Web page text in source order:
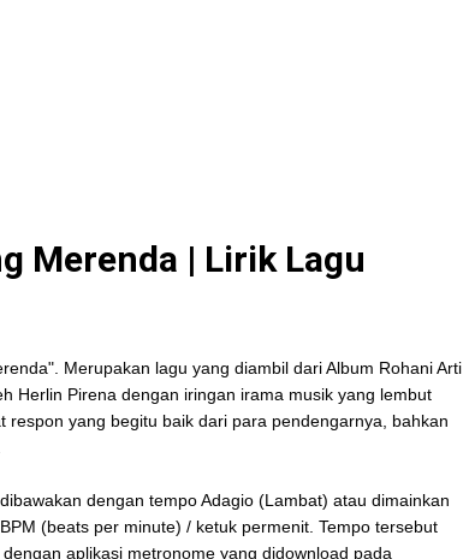
Merenda | Lirik Lagu
Merupakan lagu yang diambil dari Album Rohani Arti
Herlin Pirena dengan iringan irama musik yang lembut
yang begitu baik dari para pendengarnya, bahkan
dengan tempo Adagio (Lambat) atau dimainkan
(beats per minute) / ketuk permenit. Tempo tersebut
aplikasi metronome yang didownload pada